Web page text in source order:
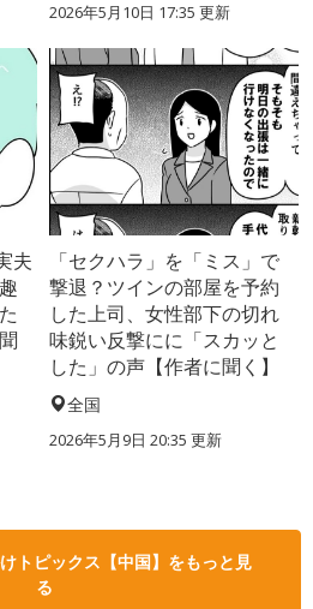
2026年5月10日 17:35 更新
夫
「セクハラ」を「ミス」で
撃退？ツインの部屋を予約
した上司、女性部下の切れ
味鋭い反撃にに「スカッと
した」の声【作者に聞く】
全国
2026年5月9日 20:35 更新
トピックス【中国】をもっと見
る